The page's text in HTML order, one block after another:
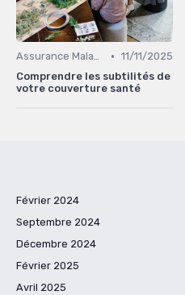
Assurance Maladie et Complémentaire Santé • 11/11/2025
Comprendre les subtilités de
votre couverture santé
Février 2024
Septembre 2024
Décembre 2024
Février 2025
Avril 2025